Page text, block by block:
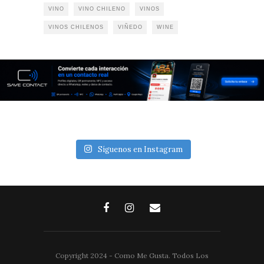
VINO VINO CHILENO VINOS
VINOS CHILENOS VIÑEDO WINE
Síguenos en Instagram
Copyright 2024 - Como Me Gusta. Todos Los